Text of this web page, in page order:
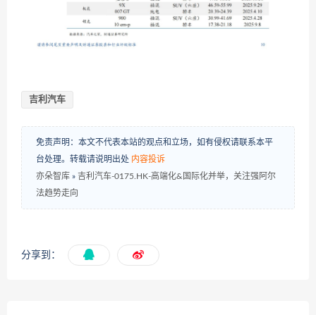
吉利汽车
免责声明：本文不代表本站的观点和立场，如有侵权请联系本平
台处理。转载请说明出处 内容投诉
亦朵智库 » 吉利汽车-0175.HK-高端化&国际化并举，关注强阿尔
法趋势走向
分享到：